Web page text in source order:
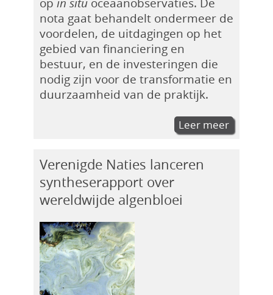
nota gaat behandelt ondermeer de
voordelen, de uitdagingen op het
gebied van financiering en
bestuur, en de investeringen die
nodig zijn voor de transformatie en
duurzaamheid van de praktijk.
Leer meer
Verenigde Naties lanceren
syntheserapport over
wereldwijde algenbloei